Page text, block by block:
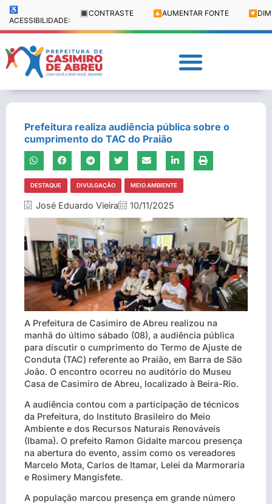
♿
ACESSIBILIDADE:
🔳 CONTRASTE 🔼 AUMENTAR FONTE 🔽
Prefeitura realiza audiência pública sobre o
cumprimento do TAC do Praião
DESTAQUE DIVULGAÇÃO MEIO AMBIENTE
José Eduardo Vieira 10/11/2025
A Prefeitura de Casimiro de Abreu realizou na
manhã do último sábado (08), a audiência pública
para discutir o cumprimento do Termo de Ajuste de
Conduta (TAC) referente ao Praião, em Barra de São
João. O encontro ocorreu no auditório do Museu
Casa de Casimiro de Abreu, localizado à Beira-Rio.
A audiência contou com a participação de técnicos
da Prefeitura, do Instituto Brasileiro do Meio
Ambiente e dos Recursos Naturais Renováveis
(Ibama). O prefeito Ramon Gidalte marcou presença
na abertura do evento, assim como os vereadores
Marcelo Mota, Carlos de Itamar, Lelei da Marmoraria
e Rosimery Mangisfete.
A população marcou presença em grande número